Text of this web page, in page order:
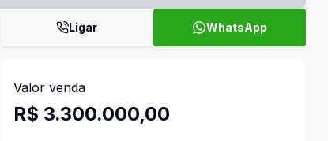
Ligar WhatsApp
Valor venda
R$ 3.300.000,00